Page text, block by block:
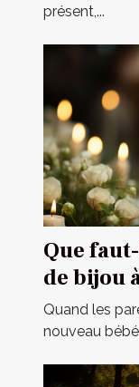
présent,...
Que
de bijou
Quand les
nouveau